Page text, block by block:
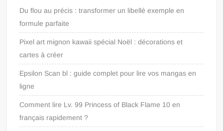
Du flou au précis : transformer un libellé exemple en
formule parfaite
Pixel art mignon kawaii spécial Noël : décorations et
cartes à créer
Epsilon Scan bl : guide complet pour lire vos mangas en
ligne
Comment lire Lv. 99 Princess of Black Flame 10 en
français rapidement ?